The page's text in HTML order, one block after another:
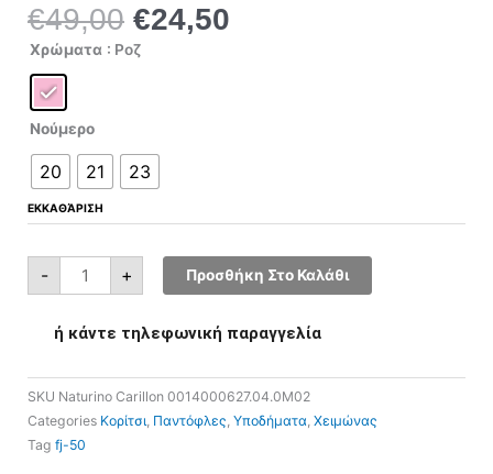
€49,00 Original
price
€24,50
Χρώματα : Ροζ
Νούμερο
20 21 23
ΕΚΚΑΘΆΡΙΣΗ
-
Naturino
Carillon
ποσότητα
+ Προσθήκη Στο Καλάθι
ή κάντε τηλεφωνική παραγγελία
SKU Naturino Carillon 0014000627.04.0M02
Categories Κορίτσι Παντόφλες Υποδήματα Χειμώνας
Tag fj-50